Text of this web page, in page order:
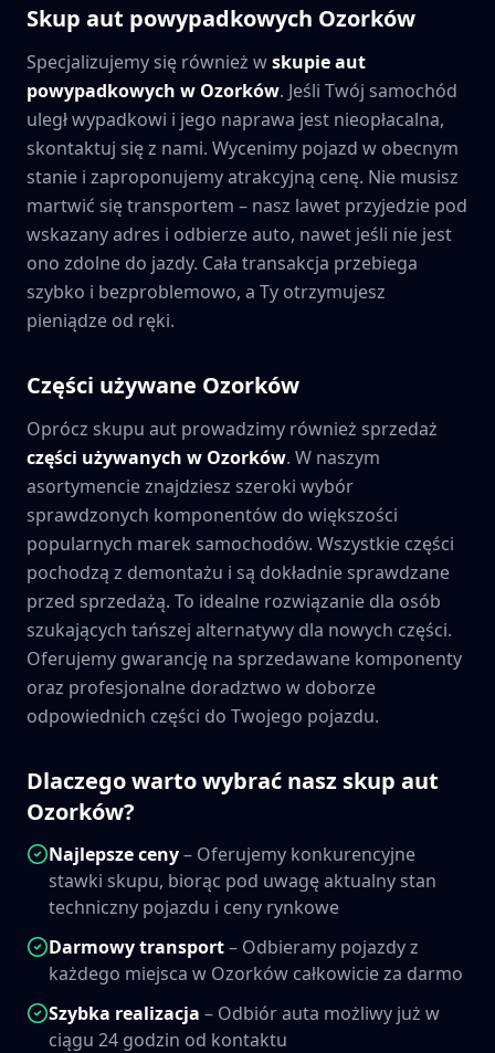
Skup aut powypadkowych Ozorków
Specjalizujemy się również wskupie aut
powypadkowych w Ozorków. Jeśli Twój samochód
uległ wypadkowi i jego naprawa jest nieopłacalna,
skontaktuj się z nami. Wycenimy pojazd w obecnym
stanie i zaproponujemy atrakcyjną cenę. Nie musisz
martwić się transportem – nasz lawet przyjedzie pod
wskazany adres i odbierze auto, nawet jeśli nie jest
ono zdolne do jazdy. Cała transakcja przebiega
szybko i bezproblemowo, a Ty otrzymujesz
pieniądze od ręki.
Części używane Ozorków
Oprócz skupu aut prowadzimy również sprzedaż
części używanych w Ozorków. W naszym
asortymencie znajdziesz szeroki wybór
sprawdzonych komponentów do większości
popularnych marek samochodów. Wszystkie części
pochodzą z demontażu i są dokładnie sprawdzane
przed sprzedażą. To idealne rozwiązanie dla osób
szukających tańszej alternatywy dla nowych części.
Oferujemy gwarancję na sprzedawane komponenty
oraz profesjonalne doradztwo w doborze
odpowiednich części do Twojego pojazdu.
Dlaczego warto wybrać nasz skup aut
Ozorków?
Najlepsze ceny– Oferujemy konkurencyjne
stawki skupu, biorąc pod uwagę aktualny stan
techniczny pojazdu i ceny rynkowe
Darmowy transport– Odbieramy pojazdy z
każdego miejsca w Ozorków całkowicie za darmo
Szybka realizacja – Odbiór auta możliwy już w
ciągu 24 godzin od kontaktu